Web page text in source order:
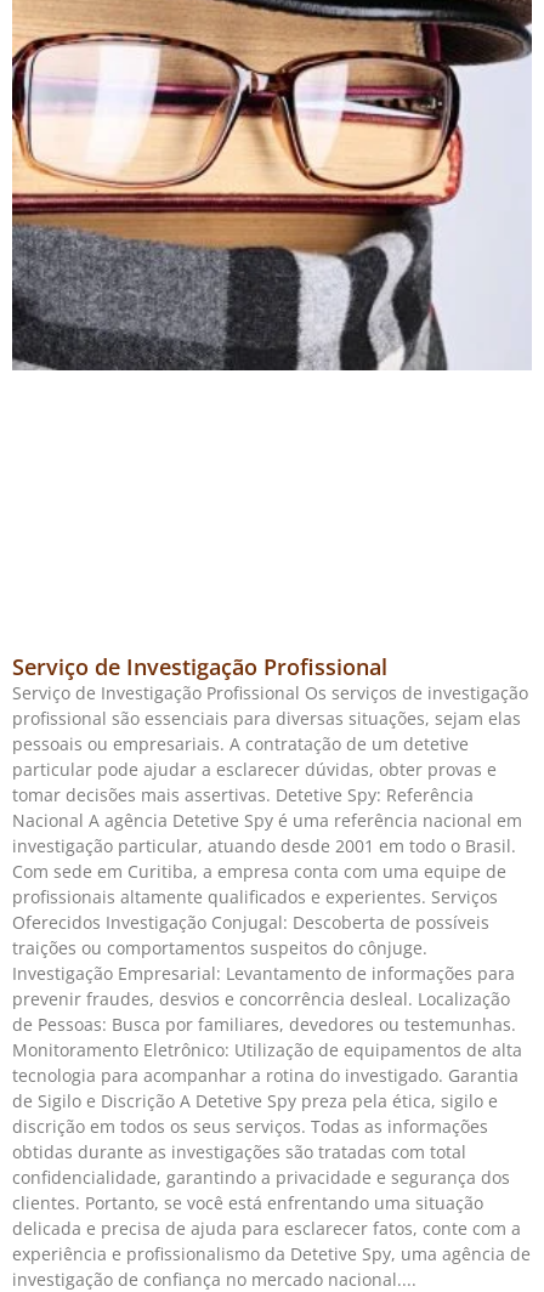
Serviço de Investigação Profissional
Serviço de Investigação Profissional Os serviços de investigação
profissional são essenciais para diversas situações, sejam elas
pessoais ou empresariais. A contratação de um detetive
particular pode ajudar a esclarecer dúvidas, obter provas e
tomar decisões mais assertivas. Detetive Spy: Referência
Nacional A agência Detetive Spy é uma referência nacional em
investigação particular, atuando desde 2001 em todo o Brasil.
Com sede em Curitiba, a empresa conta com uma equipe de
profissionais altamente qualificados e experientes. Serviços
Oferecidos Investigação Conjugal: Descoberta de possíveis
traições ou comportamentos suspeitos do cônjuge.
Investigação Empresarial: Levantamento de informações para
prevenir fraudes, desvios e concorrência desleal. Localização
de Pessoas: Busca por familiares, devedores ou testemunhas.
Monitoramento Eletrônico: Utilização de equipamentos de alta
tecnologia para acompanhar a rotina do investigado. Garantia
de Sigilo e Discrição A Detetive Spy preza pela ética, sigilo e
discrição em todos os seus serviços. Todas as informações
obtidas durante as investigações são tratadas com total
confidencialidade, garantindo a privacidade e segurança dos
clientes. Portanto, se você está enfrentando uma situação
delicada e precisa de ajuda para esclarecer fatos, conte com a
experiência e profissionalismo da Detetive Spy, uma agência de
investigação de confiança no mercado nacional.